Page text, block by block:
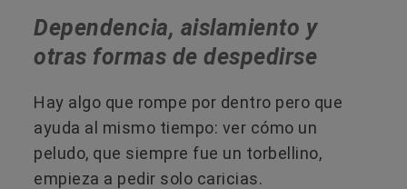
Dependencia, aislamiento y
otras formas de despedirse
Hay algo que rompe por dentro pero que
ayuda al mismo tiempo: ver cómo un
peludo, que siempre fue un torbellino,
empieza a pedir solo caricias.